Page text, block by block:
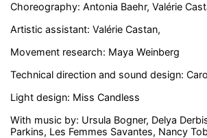
Choreography: Antonia Baehr, Valérie
Artistic assistant: Valérie Castan,
Movement research: Maya Weinberg
Technical direction and sound design:
Light design: Miss Candless
With music by: Ursula Bogner, Delya
Parkins, Les Femmes Savantes, Nancy